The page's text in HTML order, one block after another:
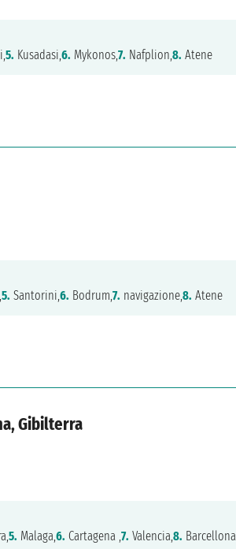
5. Kusadasi, 6. Mykonos,7. Nafplion, 8. Atene
5. Santorini, 6. Bodrum, 7. navigazione,8. Atene
Gibilterra
5. Malaga, 6. Cartagena , 7. Valencia, 8. Barcellona